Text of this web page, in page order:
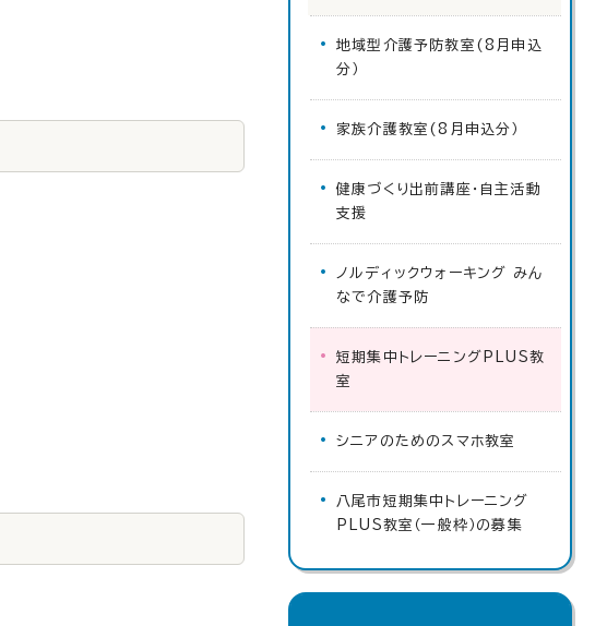
地域型介護予防教室(8月申込
分）
家族介護教室(8月申込分）
健康づくり出前講座・自主活動
支援
ノルディックウォーキング みん
なで介護予防
短期集中トレーニングPLUS教
室
シニアのためのスマホ教室
八尾市短期集中トレーニング
PLUS教室（一般枠）の募集